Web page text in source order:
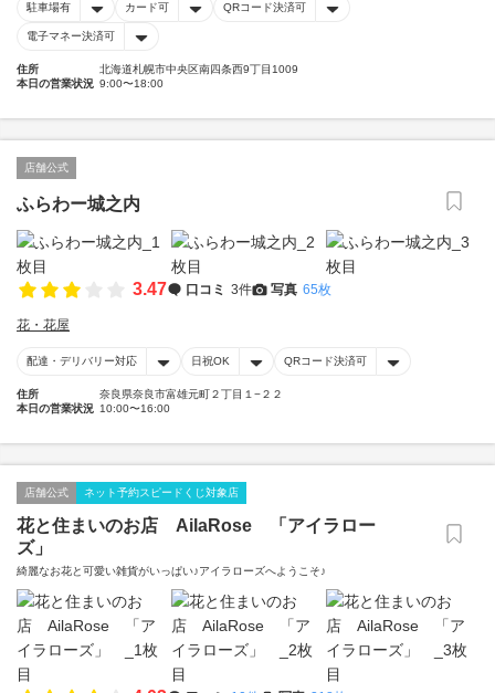
駐車場有 カード可 QRコード決済可
電子マネー決済可
住所
北海道札幌市中央区南四条西9丁目1009
本日の営業状況 9:00〜18:00
店舗公式
ふらわー城之内
3.47 口コミ 3件 写真 65枚
花・花屋
配達・デリバリー対応 日祝OK QRコード決済可
住所
奈良県奈良市富雄元町２丁目１−２２
本日の営業状況 10:00〜16:00
店舗公式 ネット予約スピードくじ対象店
花と住まいのお店 AilaRose 「アイラロー
ズ」
綺麗なお花と可愛い雑貨がいっぱい♪アイラローズへようこそ♪